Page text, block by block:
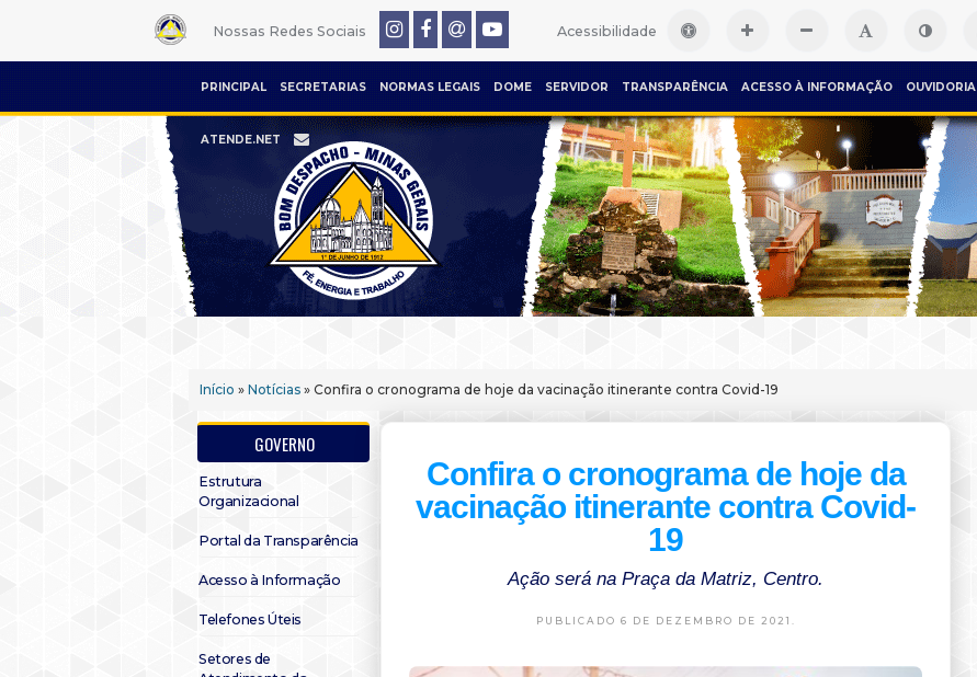
Nossas Redes Sociais Acessibilidade
PRINCIPAL SECRETARIAS NORMAS LEGAIS DOME SERVIDOR TRANSPARÊNCIA ACESSO À INFORMAÇÃO OUVIDORIA
ATENDE.NET
Início » Notícias » Confira o cronograma de hoje da vacinação itinerante contra Covid-19
GOVERNO
Estrutura
Organizacional
Portal da Transparência
Acesso à Informação
Telefones Úteis
Setores de
Confira o cronograma de hoje da
vacinação itinerante contra Covid-
19
Ação será na Praça da Matriz, Centro.
PUBLICADO 6 DE DEZEMBRO DE 2021.